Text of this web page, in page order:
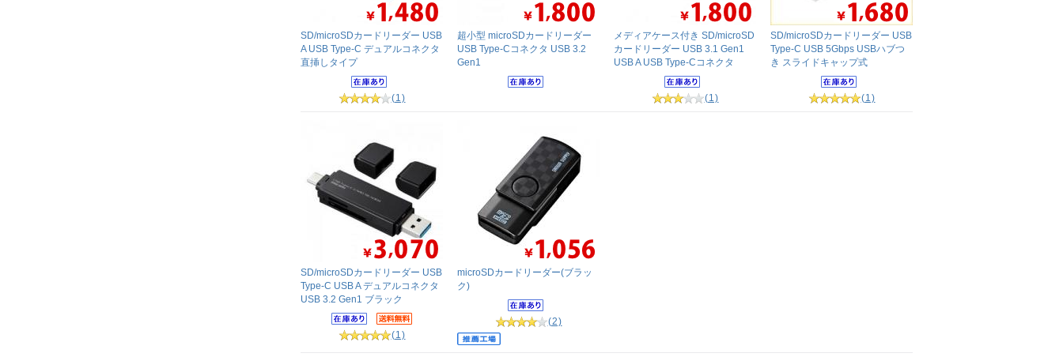
SD/microSDカードリーダー USB
A USB Type-C デュアルコネクタ
直挿しタイプ
(1)
超小型 microSDカードリーダー
USB Type-Cコネクタ USB 3.2
Gen1
メディアケース付き SD/microSD
カードリーダー USB 3.1 Gen1
USB A USB Type-Cコネクタ
(1)
SD/microSDカードリーダー USB
Type-C USB 5Gbps USBハブつ
き スライドキャップ式
(1)
SD/microSDカードリーダー USB
Type-C USB A デュアルコネクタ
USB 3.2 Gen1 ブラック
(1)
microSDカードリーダー(ブラッ
ク)
(2)